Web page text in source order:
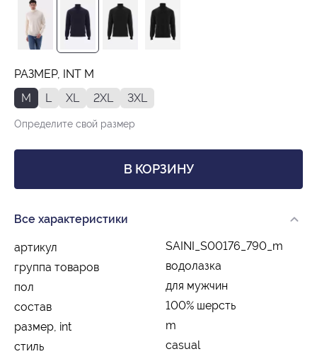
РАЗМЕР, INT M
M
L XL 2XL 3XL
Определите свой размер
В КОРЗИНУ
Все характеристики
артикул
SAINI_S00176_790_m
группа товаров
водолазка
пол
для мужчин
состав
100% шерсть
размер, int
m
стиль
casual